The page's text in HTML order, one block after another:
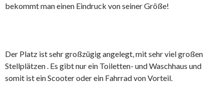
bekommt man einen Eindruck von seiner Größe!
Der Platz ist sehr großzügig angelegt, mit sehr viel großen
Stellplätzen . Es gibt nur ein Toiletten- und Waschhaus und
somit ist ein Scooter oder ein Fahrrad von Vorteil.